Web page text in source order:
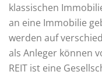
klassischen
an eine Immobilie
werden auf
als Anleger können
REIT ist eine